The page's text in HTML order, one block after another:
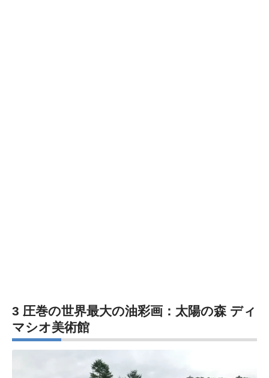
3 圧巻の世界最大の油彩画： 太陽の森 ディ
マシオ美術館